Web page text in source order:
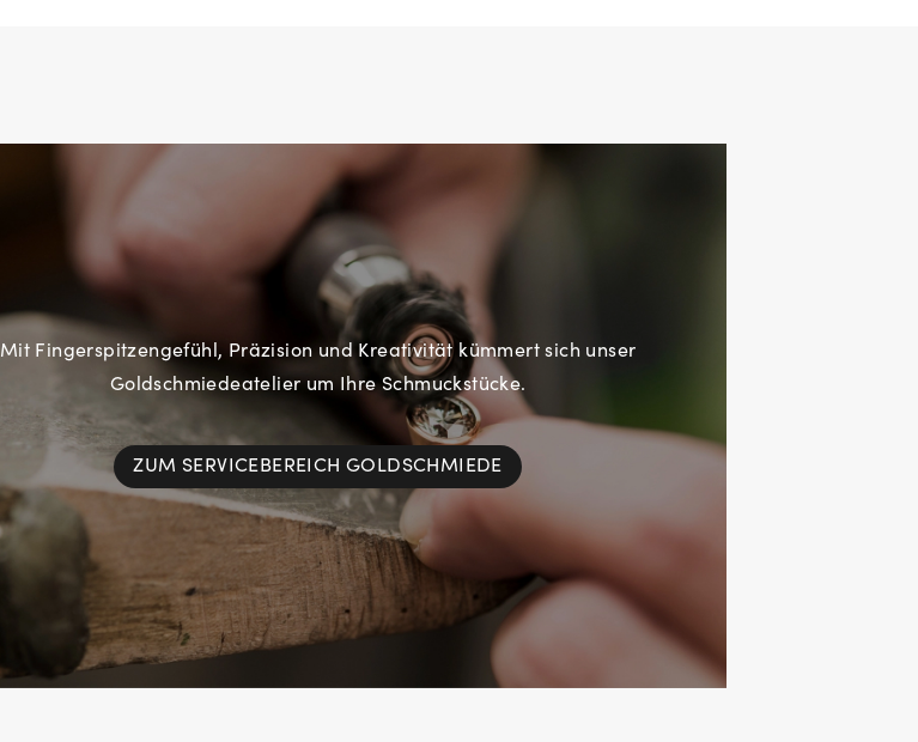
Mit Fingerspitzengefühl, Präzision und Kreativität kümmert sich unser
Goldschmiedeatelier um Ihre Schmuckstücke.
ZUM SERVICEBEREICH GOLDSCHMIEDE